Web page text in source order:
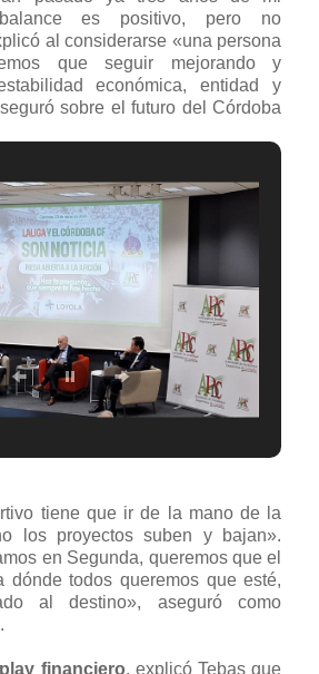
es positivo, pero no
al considerarse «una persona
que seguir mejorando y
económica, entidad y
sobre el futuro del Córdoba
tiene que ir de la mano de la
los proyectos suben y bajan».
en Segunda, queremos que el
dónde todos queremos que esté,
al destino», aseguró como
financiero, explicó Tebas que